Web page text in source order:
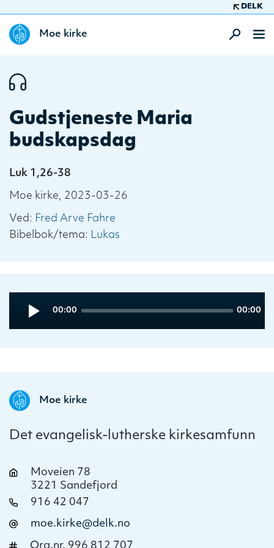
DELK
Moe kirke
Gudstjeneste Maria
budskapsdag
Luk 1,26-38
Moe kirke, 2023-03-26
Ved: Fred Arve Fahre
Bibelbok/tema: Lukas
Player
Current
00:00
Total
00:00
Moe kirke
Det evangelisk-lutherske kirkesamfunn
Moveien 78
3221 Sandefjord
916 42 047
moe.kirke@delk.no
Org.nr. 996 812 707